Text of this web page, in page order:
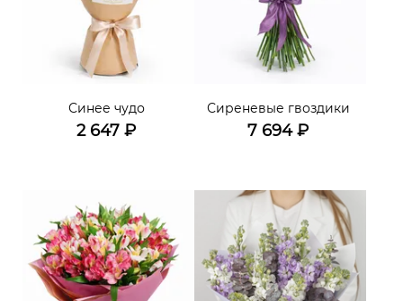
Синее чудо
2 647 ₽
Сиреневые гвоздики
7 694₽